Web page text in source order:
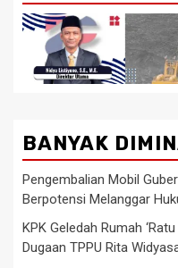
BANYAK
Pengembalian Mobil
Berpotensi Melanggar
KPK Geledah Rumah
Dugaan TPPU Rita